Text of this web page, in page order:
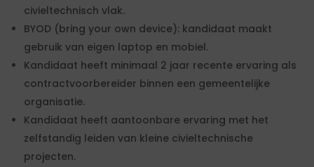
civieltechnisch vlak.
BYOD (bring your own device): kandidaat maakt
gebruik van eigen laptop en mobiel.
Kandidaat heeft minimaal 2 jaar recente ervaring als
contractvoorbereider binnen een gemeentelijke
organisatie.
Kandidaat heeft aantoonbare ervaring met het
zelfstandig leiden van kleine civieltechnische
projecten.